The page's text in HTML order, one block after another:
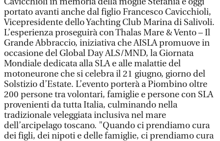
portato avanti anche dal figlio Francesco Cavicchioli,
Vicepresidente dello Yachting Club Marina di Salivoli.
L’esperienza proseguirà con Thalas Mare & Vento – Il
Grande Abbraccio, iniziativa che AISLA promuove in
occasione del Global Day ALS/MND, la Giornata
Mondiale dedicata alla SLA e alle malattie del
motoneurone che si celebra il 21 giugno, giorno del
Solstizio d’Estate. L’evento porterà a Piombino oltre
200 persone tra volontari, famiglie e persone con SLA
provenienti da tutta Italia, culminando nella
tradizionale veleggiata inclusiva nel mare
dell’arcipelago toscano. "Quando ci prendiamo cura
dei figli, dei nipoti e delle famiglie, ci prendiamo cura